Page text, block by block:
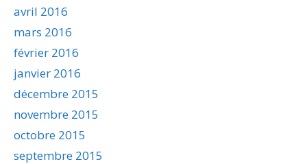
avril 2016
mars 2016
février 2016
janvier 2016
décembre 2015
novembre 2015
octobre 2015
septembre 2015